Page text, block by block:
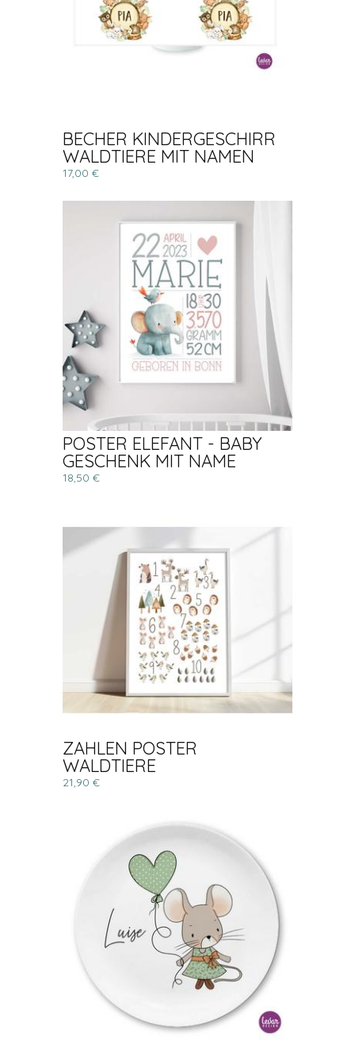
BECHER KINDERGESCHIRR
WALDTIERE MIT NAMEN
17,00 €
POSTER ELEFANT - BABY
GESCHENK MIT NAME
18,50 €
ZAHLEN POSTER
WALDTIERE
21,90 €